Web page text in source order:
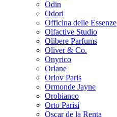
Odin
Odori
Officina delle Essenze
Olfactive Studio
Olibere Parfums
Oliver & Co.
Onyrico
Orlane
Orlov Paris
Ormonde Jayne
Orobianco
Orto Parisi
Oscar de la Renta